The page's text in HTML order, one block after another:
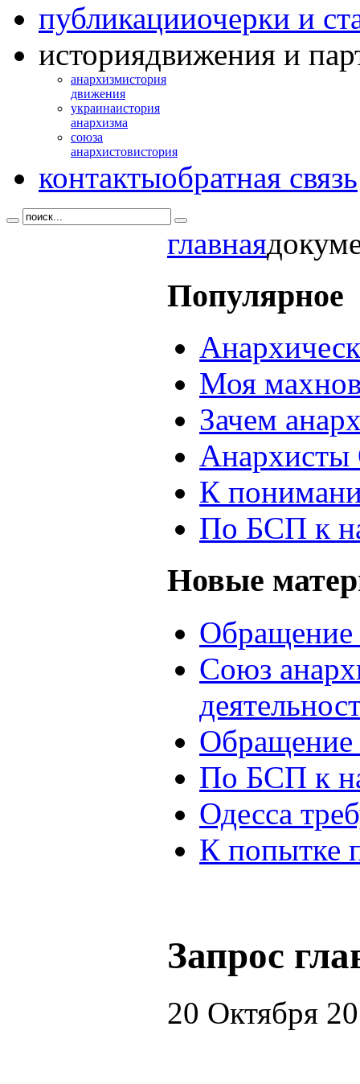
публикацииочерки и
историядвижения и
анархизмистория
движения
украинаистория
анархизма
союза
анархистовистория
контактыобратная связь
главная
Популярное
Моя
Зачем
Анархисты
К
По БСП к
Новые
Союз
Обращение
По БСП к
Одесса
К попытке
Запрос
20 Октября